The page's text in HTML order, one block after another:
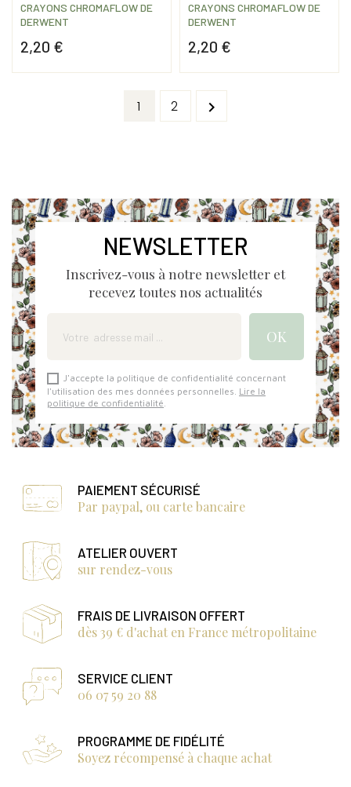
2,20 €
CRAYONS CHROMAFLOW DE
DERWENT
2,20 €
CRAYONS CHROMAFLOW DE
DERWENT
1 2 
NEWSLETTER
Inscrivez-vous à notre newsletter et
recevez toutes nos actualités
J'accepte la politique de confidentialité concernant
l'utilisation des mes données personnelles. Lire la
politique de confidentialité
PAIEMENT SÉCURISÉ
Par paypal, ou carte bancaire
ATELIER OUVERT
sur rendez-vous
FRAIS DE LIVRAISON OFFERT
dès 39 € d'achat en France métropolitaine
SERVICE CLIENT
06 07 59 20 88
PROGRAMME DE FIDÉLITÉ
Soyez récompensé à chaque achat